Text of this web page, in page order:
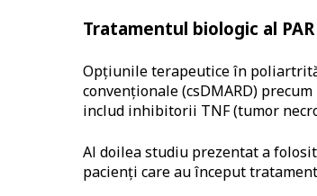
Tratamentul biologic al
Opțiunile terapeutice în
convenționale (csDMARD)
includ inhibitorii TNF (tumor
Al doilea studiu prezentat a
pacienți care au început